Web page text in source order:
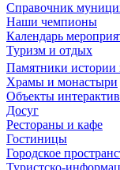
Справочник
Наши чемпионы
Календарь
Туризм и отдых
Памятники истории
Храмы и монастыри
Объекты
Досуг
Рестораны и кафе
Гостиницы
Городское
Туристско-